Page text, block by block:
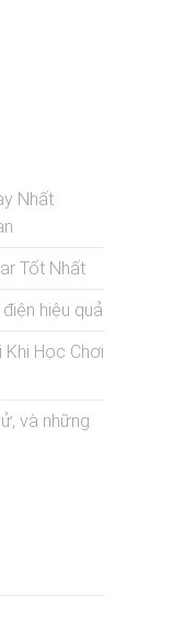
Nhất
Tốt Nhất
hiệu quả
Học Chơi
và những